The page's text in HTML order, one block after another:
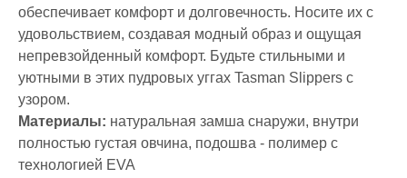
обеспечивает комфорт и долговечность. Носите их с
удовольствием, создавая модный образ и ощущая
непревзойденный комфорт. Будьте стильными и
уютными в этих пудровых уггах Tasman Slippers с
узором.
Материалы: натуральная замша снаружи, внутри
полностью густая овчина, подошва - полимер с
технологией EVA